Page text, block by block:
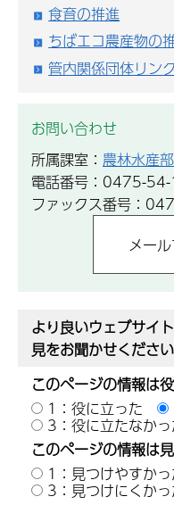
食育の推進
ちばエコ農産物の
管内関係団体リン
お問い合わせ
所属課室： 農林水産
電話番号：0475-
ファックス番号：
より良いウェブサイ
見をお聞かせください
このページの情報は
1：役に立った
3：役に立たなか
このページの情報は
1：見つけやすか
3：見つけにくか